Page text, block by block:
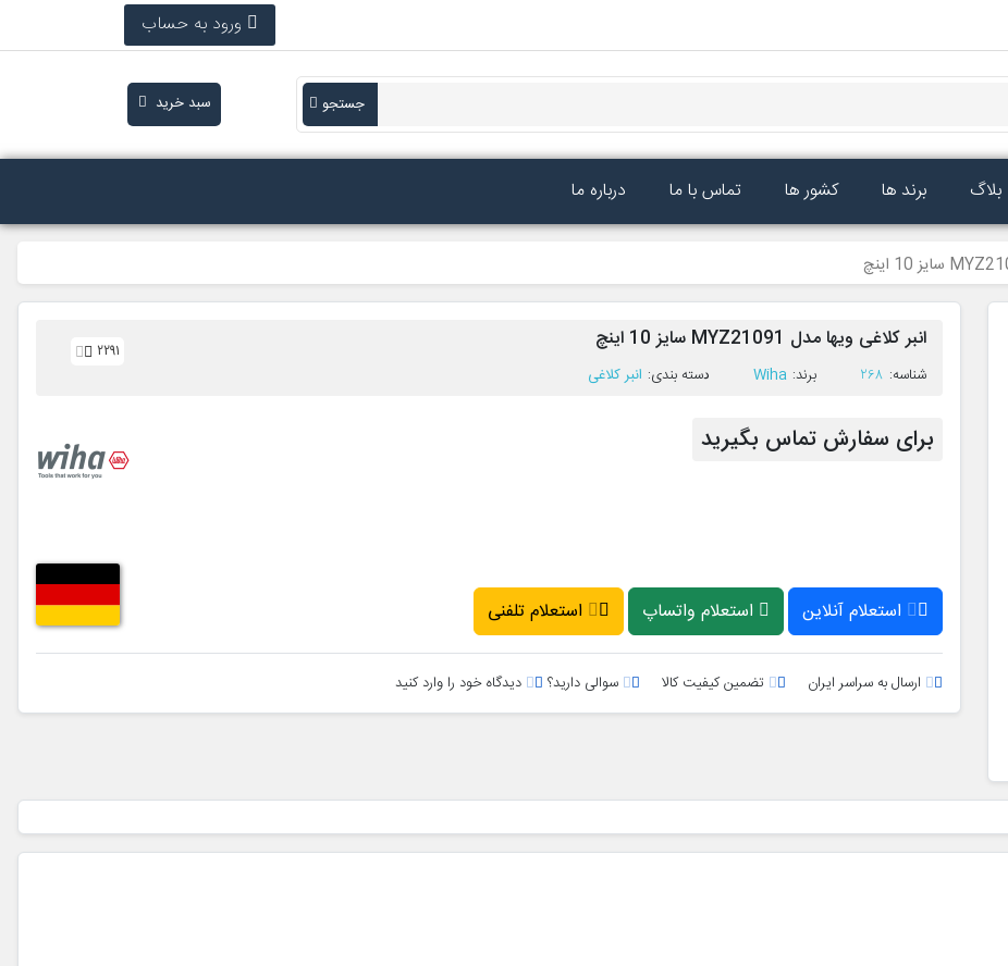
ورود به حساب
جستجو سبد خرید
بلاگ برند ها کشور ها تماس با ما درباره ما
انبر کلاغی ویها مدل MYZ21091 سایز 10 اینچ 2291
ﺷﻨﺎﺳﻪ: 268 ﺑﺮﻧﺪ: Wiha ﺩﺳﺘﻪ ﺑﻨﺪی: انبر کلاغی
برای سفارش تماس بگیرید
استعلام آنلاین استعلام واتساپ استعلام تلفنی
ارسال به سراسر ایران تضمین کیفیت کالا سوالی دارید؟ دیدگاه خود را وارد کنید